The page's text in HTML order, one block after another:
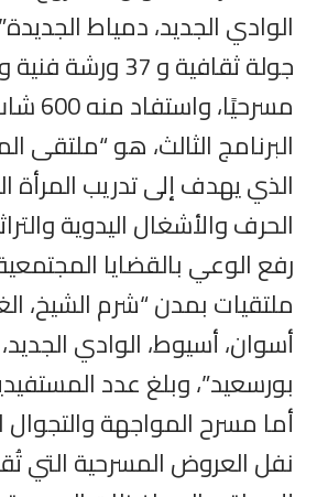
مسرحيًا،
البرنامج الثالث، هو “ملتقى
الذي يهدف إلى تدريب المرأة
الحرف والأشغال اليدوية
ملتقيات بمدن “شرم الشيخ،
أسوان، أسيوط، الوادي الجديد،
أما مسرح المواجهة
نفل العروض المسرحية التي